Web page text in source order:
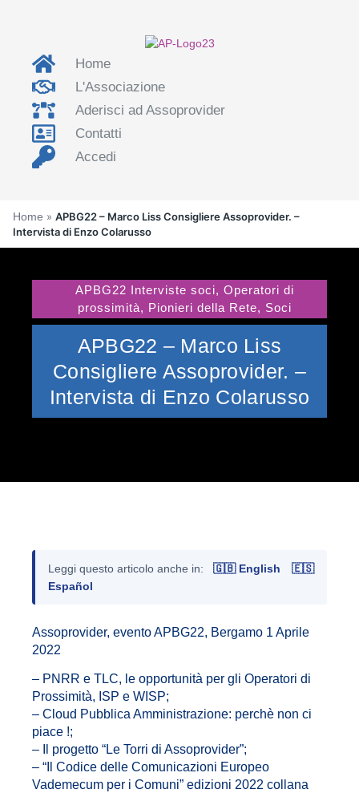
Home
L'Associazione
Aderisci ad Assoprovider
Contatti
Accedi
Home » APBG22 – Marco Liss Consigliere Assoprovider. –
Intervista di Enzo Colarusso
APBG22 Interviste soci, Operatori di
prossimità, Pionieri della Rete, Soci
APBG22 – Marco Liss
Consigliere Assoprovider. –
Intervista di Enzo Colarusso
Leggi questo articolo anche in: 🇬🇧 English
🇪🇸
Español
Assoprovider, evento APBG22, Bergamo 1 Aprile
2022
– PNRR e TLC, le opportunità per gli Operatori di
Prossimità, ISP e WISP;
– Cloud Pubblica Amministrazione: perchè non ci
piace !;
– Il progetto “Le Torri di Assoprovider”;
– “Il Codice delle Comunicazioni Europeo
Vademecum per i Comuni” edizioni 2022 collana